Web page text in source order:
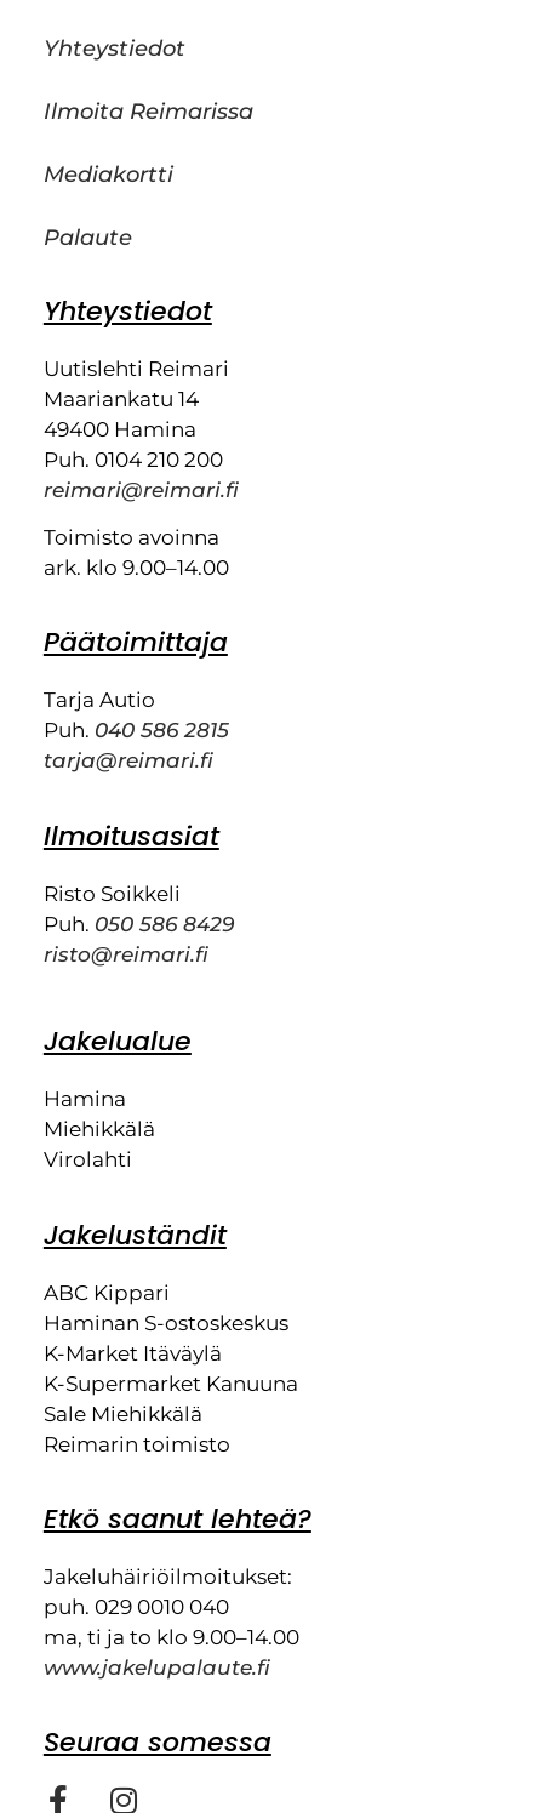
Yhteystiedot
Ilmoita Reimarissa
Mediakortti
Palaute
Yhteystiedot
Uutislehti Reimari
Maariankatu 14
49400 Hamina
Puh. 0104 210 200
reimari@reimari.fi
Toimisto avoinna
ark. klo 9.00–14.00
Päätoimittaja
Tarja Autio
Puh. 040 586 2815
tarja@reimari.fi
Ilmoitusasiat
Risto Soikkeli
Puh. 050 586 8429
risto@reimari.fi
Jakelualue
Hamina
Miehikkälä
Virolahti
Jakeluständit
ABC Kippari
Haminan S-ostoskeskus
K-Market Itäväylä
K-Supermarket Kanuuna
Sale Miehikkälä
Reimarin toimisto
Etkö saanut lehteä?
Jakeluhäiriöilmoitukset:
puh. 029 0010 040
ma, ti ja to klo 9.00–14.00
www.jakelupalaute.fi
Seuraa somessa